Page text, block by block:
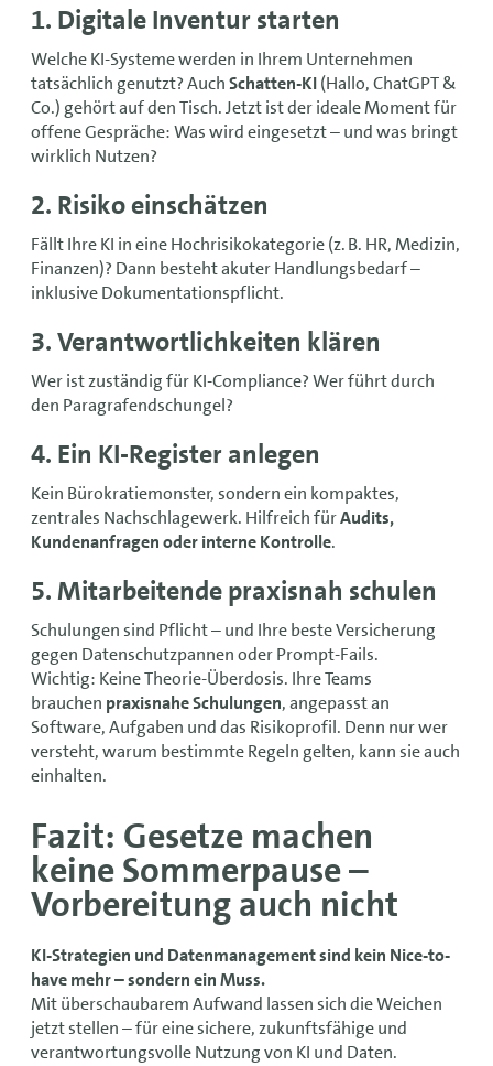
1. Digitale Inventur starten
Welche KI-Systeme werden in Ihrem Unternehmen
tatsächlich genutzt? AuchSchatten-KI(Hallo, ChatGPT &
Co.) gehört auf den Tisch. Jetzt ist der ideale Moment für
offene Gespräche: Was wird eingesetzt – und was bringt
wirklich Nutzen?
2. Risiko einschätzen
Fällt Ihre KI in eine Hochrisikokategorie (z. B. HR, Medizin,
Finanzen)? Dann besteht akuter Handlungsbedarf –
inklusive Dokumentationspflicht.
3. Verantwortlichkeiten klären
Wer ist zuständig für KI-Compliance? Wer führt durch
den Paragrafendschungel?
4. Ein KI-Register anlegen
Kein Bürokratiemonster, sondern ein kompaktes,
zentrales Nachschlagewerk. Hilfreich fürAudits,
Kundenanfragen oder interne Kontrolle.
5. Mitarbeitende praxisnah schulen
Schulungen sind Pflicht – und Ihre beste Versicherung
gegen Datenschutzpannen oder Prompt-Fails.
Wichtig: Keine Theorie-Überdosis. Ihre Teams
brauchen praxisnahe Schulungen, angepasst an
Software, Aufgaben und das Risikoprofil. Denn nur wer
versteht, warum bestimmte Regeln gelten, kann sie auch
einhalten.
Fazit: Gesetze machen
keine Sommerpause –
Vorbereitung auch nicht
KI-Strategien und Datenmanagement sind kein Nice-to-
have mehr – sondern ein Muss.
Mit überschaubarem Aufwand lassen sich die Weichen
jetzt stellen – für eine sichere, zukunftsfähige und
verantwortungsvolle Nutzung von KI und Daten.